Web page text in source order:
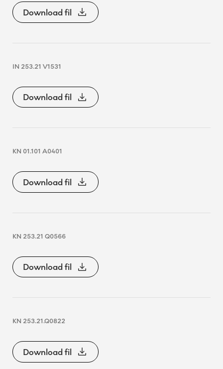
Download fil
IN 253.21 V1531
Download fil
KN 01.101 A0401
Download fil
KN 253.21 Q0566
Download fil
KN 253.21.Q0822
Download fil